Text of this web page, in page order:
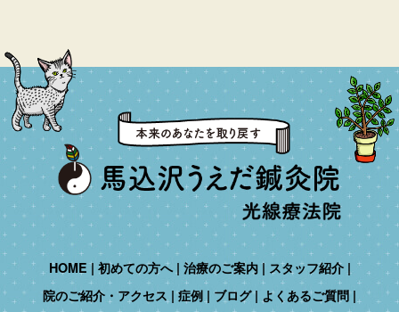
HOME 初めての方へ 治療のご案内
スタッフ紹介
院のご紹介・アクセス
症例 ブログ
よくあるご質問